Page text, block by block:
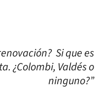
Si que es
¿Colombi, Valdés o
ninguno?”